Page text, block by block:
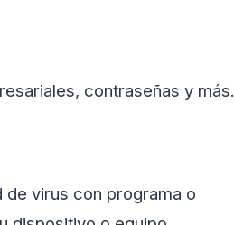
contraseñas y más.
de virus con programa o